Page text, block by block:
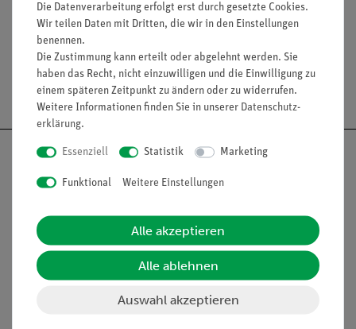
Media / Downloads
Versandkostenfrei ab 300,- €
Informationen Service
Die Datenverarbeitung erfolgt erst durch gesetzte Cookies.
Wir teilen Daten mit Dritten, die wir in den Einstellungen
benennen.
Die Zustimmung kann erteilt oder abgelehnt werden. Sie
haben das Recht, nicht einzuwilligen und die Einwilligung zu
einem späteren Zeitpunkt zu ändern oder zu widerrufen.
Weitere Informationen finden Sie in unserer Daten­schutz­
erklärung.
Essenziell Statistik Marketing
Funktional Weitere Einstellungen
Alle akzeptieren
Alle ablehnen
Auswahl akzeptieren